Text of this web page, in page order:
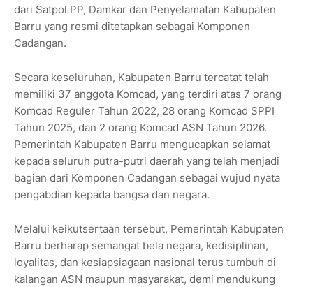
dari Satpol PP, Damkar dan Penyelamatan Kabupaten
Barru yang resmi ditetapkan sebagai Komponen
Cadangan.
Secara keseluruhan, Kabupaten Barru tercatat telah
memiliki 37 anggota Komcad, yang terdiri atas 7 orang
Komcad Reguler Tahun 2022, 28 orang Komcad SPPI
Tahun 2025, dan 2 orang Komcad ASN Tahun 2026.
Pemerintah Kabupaten Barru mengucapkan selamat
kepada seluruh putra-putri daerah yang telah menjadi
bagian dari Komponen Cadangan sebagai wujud nyata
pengabdian kepada bangsa dan negara.
Melalui keikutsertaan tersebut, Pemerintah Kabupaten
Barru berharap semangat bela negara, kedisiplinan,
loyalitas, dan kesiapsiagaan nasional terus tumbuh di
kalangan ASN maupun masyarakat, demi mendukung